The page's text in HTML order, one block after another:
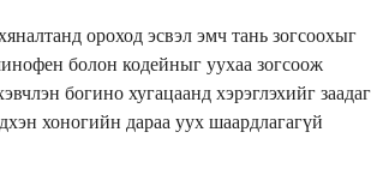
ороход эсвэл эмч тань зогсоохыг
болон кодейныг уухаа зогсоож
богино хугацаанд хэрэглэхийг заадаг
хоногийн дараа уух шаардлагагүй